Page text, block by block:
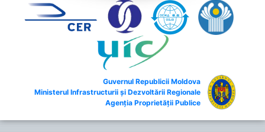
Guvernul Republicii Moldova
Ministerul Infrastructurii și Dezvoltării Regionale
Agenția Proprietății Publice